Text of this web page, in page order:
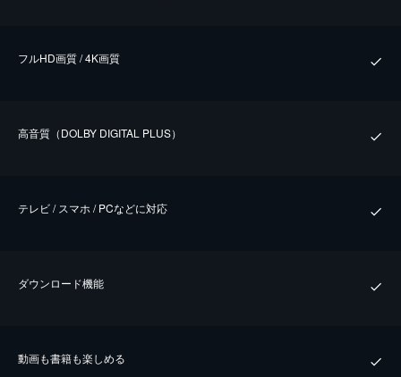
フルHD画質 / 4K画質
⾼⾳質（DOLBY DIGITAL PLUS）
テレビ / スマホ / PCなどに対応
ダウンロード機能
動画も書籍も楽しめる